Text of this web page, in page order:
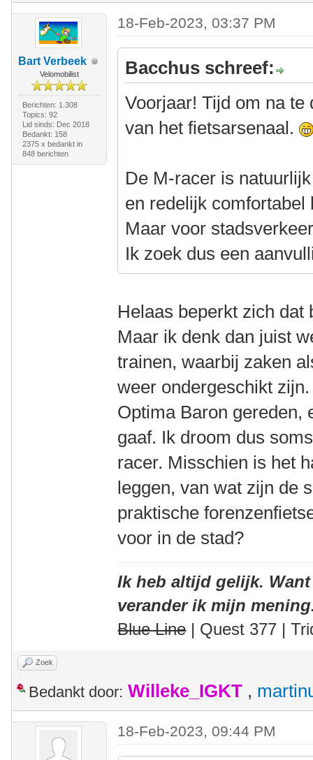
Bart Verbeek
Velomobilist
Berichten: 1.308
Topics: 92
Lid sinds: Dec 2018
Bedankt: 158
2375 x bedankt in
848 berichten
18-Feb-2023, 03:37 PM
Bacchus schreef:
Voorjaar! Tijd om na te
van het fietsarsenaal.
De M-racer is
en redelijk comfortabel
Maar voor
Ik zoek dus een
Helaas beperkt zich dat
Maar ik denk dan juist
trainen, waarbij zaken
weer ondergeschikt
Optima Baron gereden,
gaaf. Ik droom dus
racer. Misschien is het
leggen, van wat zijn de
praktische
voor in de stad?
Ik heb altijd gelijk.
verander ik mijn
Blue Line| Quest 377 |
Zoek
Bedankt door: Willeke_IGKT ,
18-Feb-2023, 09:44 PM